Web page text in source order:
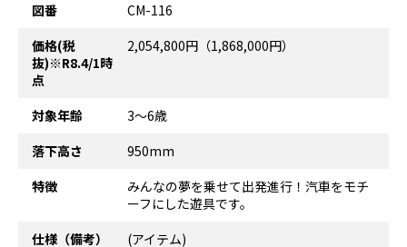
図番
CM-116
価格(税
抜)※R8.4/1時
点
2,054,800円（1,868,000円）
対象年齢
3～6歳
落下高さ
950mm
特徴
みんなの夢を乗せて出発進行！汽車をモチ
ーフにした遊具です。
仕様（備考）
(アイテム)